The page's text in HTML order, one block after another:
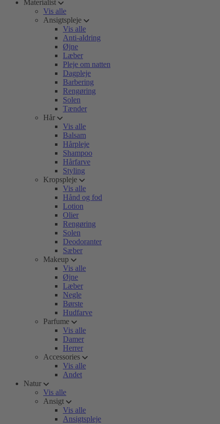
Materialist
Vis alle
Ansigtspleje
Vis alle
Anti-aldring
Øjne
Læber
Pleje om natten
Dagpleje
Barbering
Rengøring
Solen
Tænder
Hår
Vis alle
Balsam
Hårpleje
Shampoo
Hårfarve
Styling
Kropspleje
Vis alle
Hånd og fod
Lotion
Olier
Rengøring
Solen
Deodoranter
Sæber
Makeup
Vis alle
Øjne
Læber
Negle
Børste
Hudfarve
Parfume
Vis alle
Damer
Herrer
Accessories
Vis alle
Andet
Natur
Vis alle
Ansigt
Vis alle
Ansigtspleje